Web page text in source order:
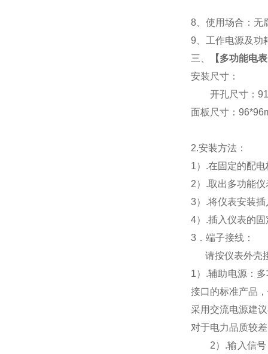
8 、使用场合：
9 、工作电源及功
三、
【多功能电
安装尺寸：
开孔尺寸：
面板尺寸：
2.安装方法：
1）.在固定的配
2）.取出多功能
3）.将仪表安装
4）.插入仪表的
3 ．端子接线：
请按仪表外壳
1） .辅助电源：
接口的标准产品
采用交流电源建
对于电力品质较
2） .输入信